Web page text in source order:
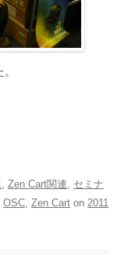
, Zen Cart関連, セミナ
OSC, Zen Cart on 2011